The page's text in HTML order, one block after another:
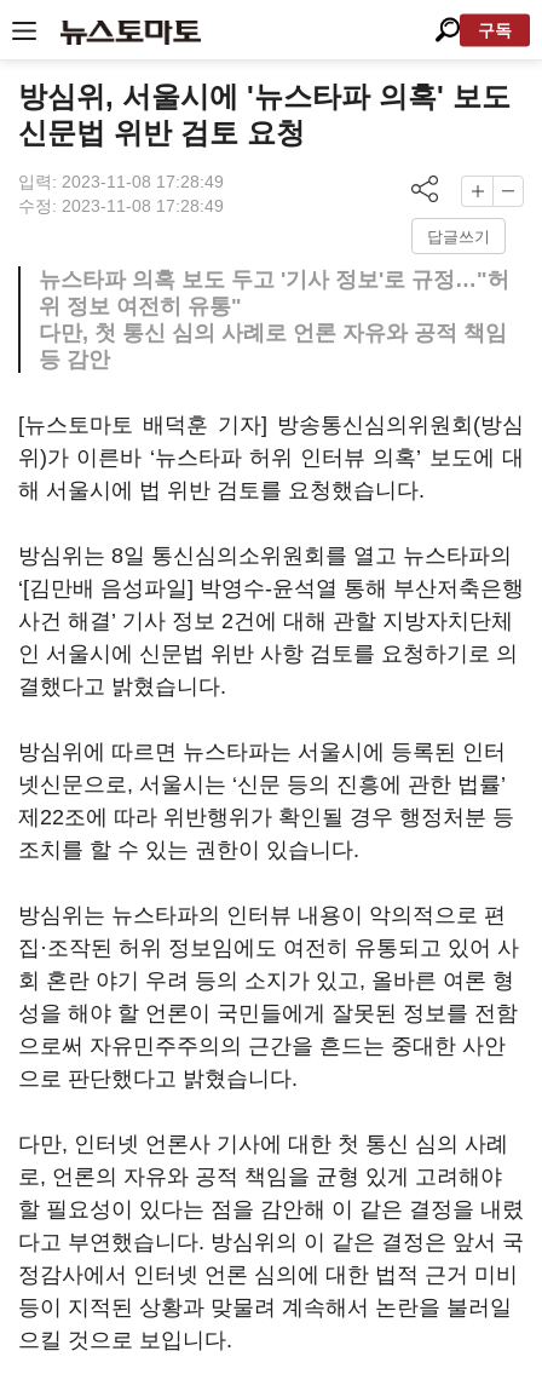
구독
방심위, 서울시에 '뉴스타파 의혹' 보도
신문법 위반 검토 요청
입력: 2023-11-08 17:28:49
수정: 2023-11-08 17:28:49
답글쓰기
뉴스타파 의혹 보도 두고 '기사 정보'로 규정…"허
위 정보 여전히 유통"
다만, 첫 통신 심의 사례로 언론 자유와 공적 책임
등 감안
[뉴스토마토 배덕훈 기자] 방송통신심의위원회 (방심
위 )가 이른바 ‘뉴스타파 허위 인터뷰 의혹’ 보도에 대
해 서울시에 법 위반 검토를 요청했습니다.
방심위는 8일 통신심의소위원회를 열고 뉴스타파의
‘[김만배 음성파일] 박영수-윤석열 통해 부산저축은행
사건 해결 ’ 기사 정보 2건에 대해 관할 지방자치단체
인 서울시에 신문법 위반 사항 검토를 요청하기로 의
결했다고 밝혔습니다.
방심위에 따르면 뉴스타파는 서울시에 등록된 인터
넷신문으로, 서울시는 ‘신문 등의 진흥에 관한 법률’
제 22조에 따라 위반행위가 확인될 경우 행정처분 등
조치를 할 수 있는 권한이 있습니다.
방심위는 뉴스타파의 인터뷰 내용이 악의적으로 편
집·조작된 허위 정보임에도 여전히 유통되고 있어 사
회 혼란 야기 우려 등의 소지가 있고, 올바른 여론 형
성을 해야 할 언론이 국민들에게 잘못된 정보를 전함
으로써 자유민주주의의 근간을 흔드는 중대한 사안
으로 판단했다고 밝혔습니다.
다만, 인터넷 언론사 기사에 대한 첫 통신 심의 사례
로, 언론의 자유와 공적 책임을 균형 있게 고려해야
할 필요성이 있다는 점을 감안해 이 같은 결정을 내렸
다고 부연했습니다. 방심위의 이 같은 결정은 앞서 국
정감사에서 인터넷 언론 심의에 대한 법적 근거 미비
등이 지적된 상황과 맞물려 계속해서 논란을 불러일
으킬 것으로 보입니다.